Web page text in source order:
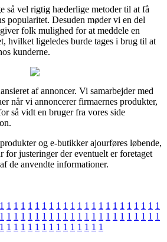
så vel rigtig hæderlige metoder til at få
popularitet. Desuden møder vi en del
folk mulighed for at meddele en
hvilket ligeledes burde tages i brug til at
kunderne.
af annoncer. Vi samarbejder med
når vi annoncerer firmaernes produkter,
så vidt en bruger fra vores side
og e-butikker ajourføres løbende,
for justeringer der eventuelt er foretaget
de anvendte informationer.
1 1 1 1 1 1 1 1 1 1 1 1 1 1 1 1 1 1 1 1 1 1 1
1 1 1 1 1 1 1 1 1 1 1 1 1 1 1 1 1 1 1 1 1 1 1
1 1 1 1 1 1 1 1 1 1 1 1 1 1 1